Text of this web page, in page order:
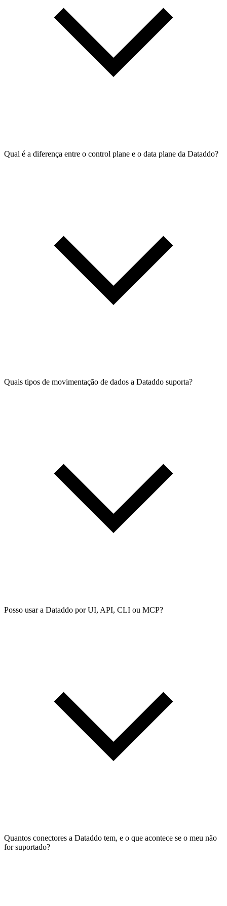
Qual é a diferença entre o control plane e o data plane da Dataddo?
Quais tipos de movimentação de dados a Dataddo suporta?
Posso usar a Dataddo por UI, API, CLI ou MCP?
Quantos conectores a Dataddo tem, e o que acontece se o meu não
for suportado?